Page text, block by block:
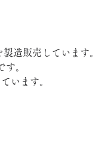
造販売しています。
。
います。